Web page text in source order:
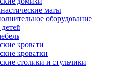
маты
оборудование
кровати
кроватки
столики и стульчики